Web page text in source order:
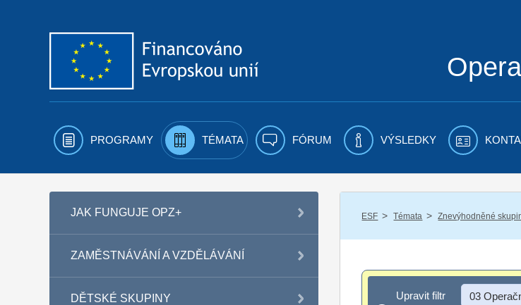
PROGRAMY TÉMATA FÓRUM VÝSLEDKY
JAK FUNGUJE OPZ+
ZAMĚSTNÁVÁNÍ A VZDĚLÁVÁNÍ
DĚTSKÉ SKUPINY
ESF / Témata / Znevýhodněné
Upravit filtr
Upravit filtr 03